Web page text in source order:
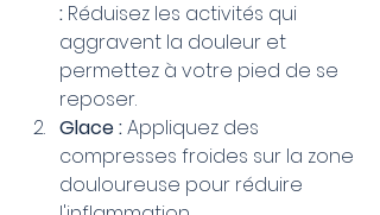
: Réduisez les activités qui
aggravent la douleur et
permettez à votre pied de se
reposer.
Glace : Appliquez des
compresses froides sur la zone
douloureuse pour réduire